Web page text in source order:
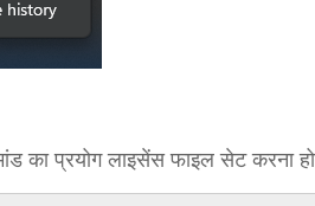
प्रयोग लाइसेंस फाइल सेट करना